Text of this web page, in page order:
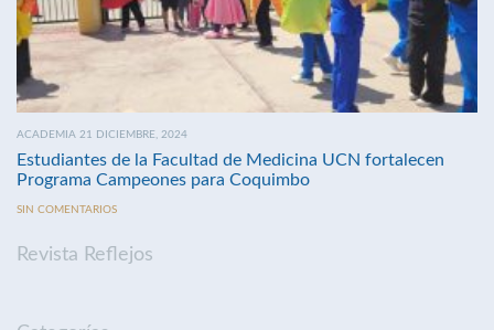
ACADEMIA 21 DICIEMBRE, 2024
Estudiantes de la Facultad de Medicina UCN fortalecen
Programa Campeones para Coquimbo
SIN COMENTARIOS
Revista Reflejos